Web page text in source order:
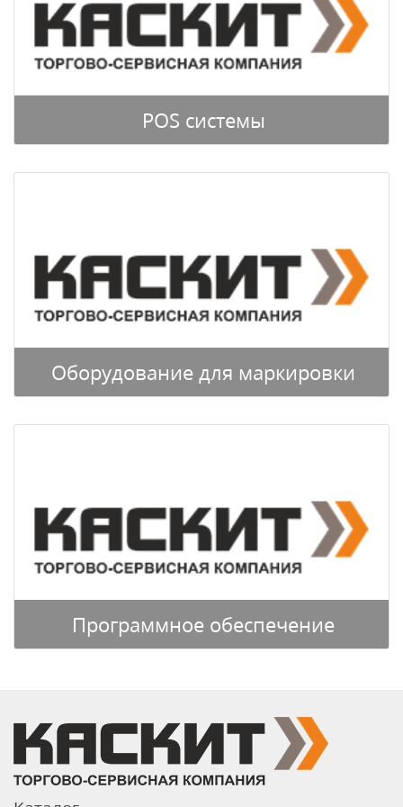
POS системы
Оборудование для маркировки
Программное обеспечение